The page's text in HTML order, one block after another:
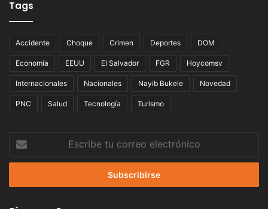
Tags
Accidente Choque Crimen Deportes DOM
Economía EEUU El Salvador FGR Hoycomsv
Internacionales Nacionales Nayib Bukele Novedad
PNC Salud Tecnología Turismo
correo